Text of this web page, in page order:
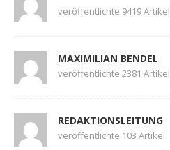
veröffentlichte 9419 Artikel
MAXIMILIAN BENDEL
veröffentlichte 2381 Artikel
REDAKTIONSLEITUNG
veröffentlichte 103 Artikel